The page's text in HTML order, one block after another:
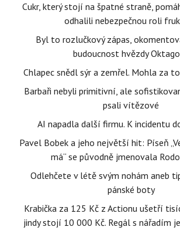
Cukr, který stojí na špatné straně,
odhalili nebezpečnou roli
Byl to rozlučkový zápas,
budoucnost hvězdy
Chlapec snědl sýr a zemřel. Mohla za
Barbaři nebyli primitivní, ale
psali vítězové
AI napadla další firmu. K incidentu
Pavel Bobek a jeho největší hit: Píseň
má“ se původně jmenovala
Odlehčete v létě svým nohám aneb
pánské boty
Krabička za 125 Kč z Actionu ušetří
jindy stojí 10 000 Kč. Regál s nářadím